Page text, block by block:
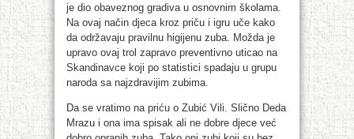
je dio obaveznog gradiva u osnovnim školama.
Na ovaj način djeca kroz priču i igru uče kako
da održavaju pravilnu higijenu zuba. Možda je
upravo ovaj trol zapravo preventivno uticao na
Skandinavce koji po statistici spadaju u grupu
naroda sa najzdravijim zubima.
Da se vratimo na priću o Zubić Vili. Slično Deda
Mrazu i ona ima spisak ali ne dobre djece već